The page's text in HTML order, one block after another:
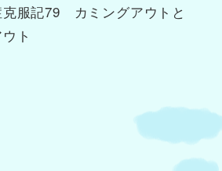
克服記79 カミングアウトと
ト